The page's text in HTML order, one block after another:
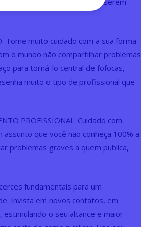
Tome muito cuidado com a sua forma
o mundo não compartilhar problemas
para torná-lo central de fofocas,
muito o tipo de profissional que
PROFISSIONAL: Cuidado com
que você não conheça 100% a
problemas graves a quem publica,
fundamentais para um
Invista em novos contatos, em
o seu alcance e maior